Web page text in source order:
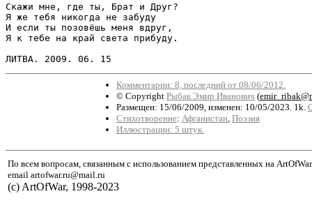
Скажи мне, где ты, Брат и Друг?
Я же тебя никогда не забуду
И если ты позовёшь меня вдруг,
Я к тебе на край света прибуду.
ЛИТВА. 2009. 06. 15
Комментарии: 8, последний от 08/06/2012.
© Copyright Рыбак Эмир Иванович (
Размещен: 15/06/2009, изменен: 10/05/2023. 1k.
Стихотворение: Афганистан Поэзия
Иллюстрации: 5 штук.
По всем вопросам, связанным с использованием представленных на
email artofwar.ru@mail.ru
(с) ArtOfWar, 1998-2023